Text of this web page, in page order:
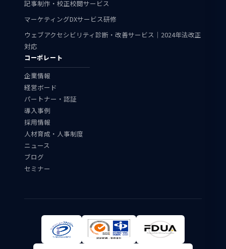
記事制作・校正校閲サービス
マーケティングDXサービス研修
ウェブアクセシビリティ診断・改善サービス｜2024年法改正
対応
コーポレート
企業情報
経営ボード
パートナー・認証
導入事例
採用情報
人材育成・人事制度
ニュース
ブログ
セミナー